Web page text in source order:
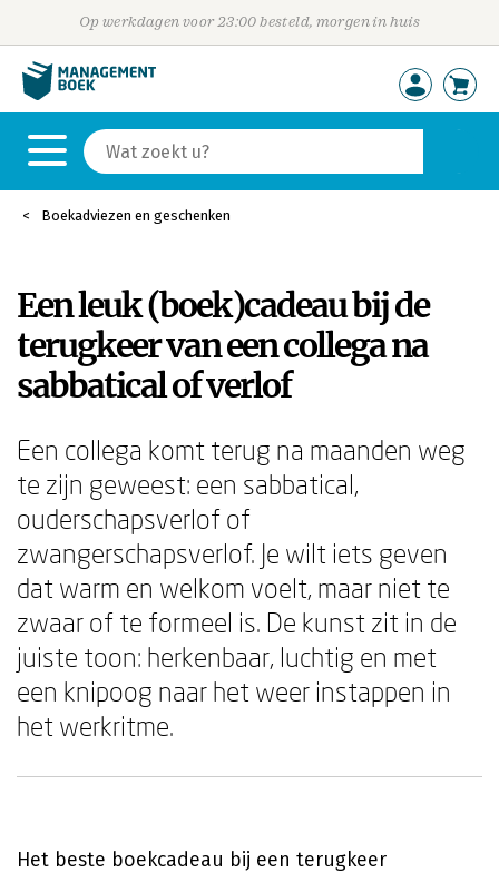
Op werkdagen voor 23:00 besteld, morgen in huis
Boekadviezen en geschenken
Een leuk (boek)cadeau bij de
terugkeer van een collega na
sabbatical of verlof
Een collega komt terug na maanden weg
te zijn geweest: een sabbatical,
ouderschapsverlof of
zwangerschapsverlof. Je wilt iets geven
dat warm en welkom voelt, maar niet te
zwaar of te formeel is. De kunst zit in de
juiste toon: herkenbaar, luchtig en met
een knipoog naar het weer instappen in
het werkritme.
Het beste boekcadeau bij een terugkeer